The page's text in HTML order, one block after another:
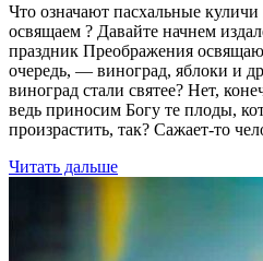
Что означают пасхальные
освящаем ? Давайте начнем
праздник Преображения
очередь, — виноград, яблоки и
виноград стали святее? Нет,
ведь приносим Богу те плоды,
произрастить, так? Сажает-то
Читать дальше